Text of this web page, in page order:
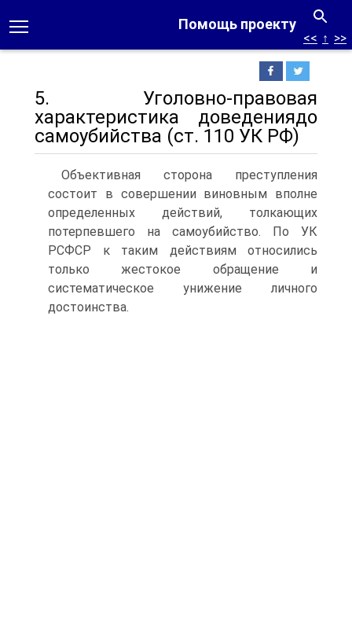
Помощь проекту
<< ↑ >>
5. Уголовно-правовая
характеристика доведениядо
самоубийства (ст. 110 УК РФ)
Объективная сторона преступления
состоит в совершении виновным вполне
определенных действий, толкающих
потерпевшего на самоубийство. По УК
РСФСР к таким действиям относились
только жестокое обращение и
систематическое унижение личного
достоинства.